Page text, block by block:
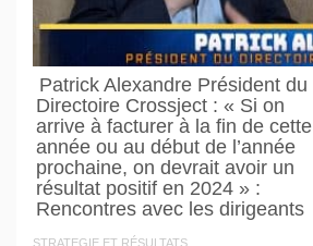
Patrick Alexandre Président du
Directoire Crossject : « Si on
arrive à facturer à la fin de cette
année ou au début de l’année
prochaine, on devrait avoir un
résultat positif en 2024 » :
Rencontres avec les dirigeants
STRATEGIE ET RÉSULTATS